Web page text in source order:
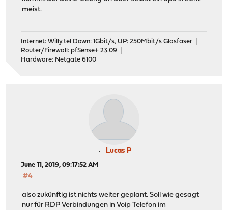
meist.
Internet:Willy.tel
Down: 1Gbit/s, UP: 250Mbit/s Glasfaser |
Router/Firewall: pfSense+ 23.09 |
Hardware: Netgate 6100
Lucas P
June 11, 2019, 09:17:52 AM
#4
also zukünftig ist nichts weiter geplant. Soll wie gesagt
nur für RDP Verbindungen in Voip Telefon im